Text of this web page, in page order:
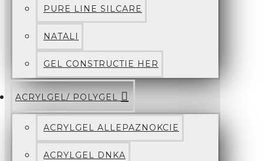
PURE LINE SILCARE
NATALI
GEL CONSTRUCTIE HER
ACRYLGEL/ POLYGEL
ACRYLGEL ALLEPAZNOKCIE
ACRYLGEL DNKA